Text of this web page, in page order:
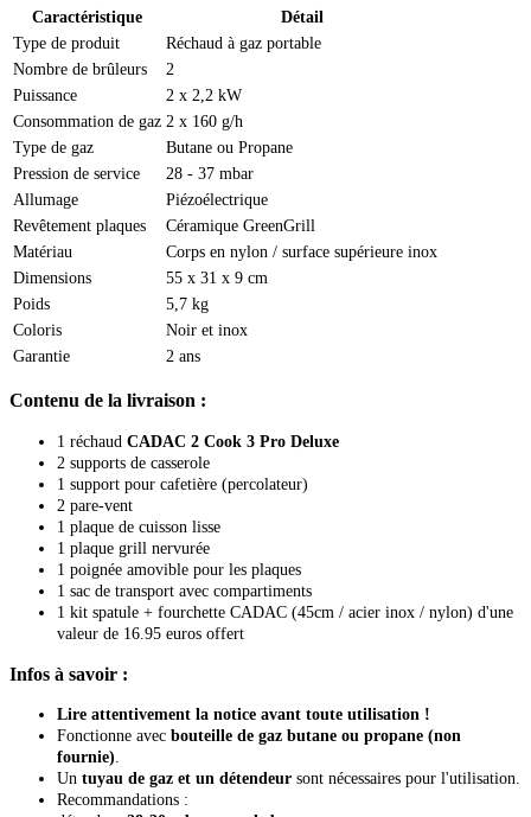
Caractéristique
Détail
Type de produit
Réchaud à gaz portable
Nombre de brûleurs
2
Puissance
2 x 2,2 kW
Consommation de gaz 2 x 160 g/h
Type de gaz
Butane ou Propane
Pression de service
28 - 37 mbar
Allumage
Piézoélectrique
Revêtement plaques
Céramique GreenGrill
Matériau
Corps en nylon / surface supérieure inox
Dimensions
55 x 31 x 9 cm
Poids
5,7 kg
Coloris
Noir et inox
Garantie
2 ans
Contenu de la livraison :
1 réchaud CADAC 2 Cook 3 Pro Deluxe
2 supports de casserole
1 support pour cafetière (percolateur)
2 pare-vent
1 plaque de cuisson lisse
1 plaque grill nervurée
1 poignée amovible pour les plaques
1 sac de transport avec compartiments
1 kit spatule + fourchette CADAC (45cm / acier inox / nylon) d'une
valeur de 16.95 euros offert
Infos à savoir :
Lire attentivement la notice avant toute utilisation !
Fonctionne avec bouteille de gaz butane ou propane (non
fournie).
Un tuyau de gaz et un détendeur sont nécessaires pour l'utilisation.
Recommandations :